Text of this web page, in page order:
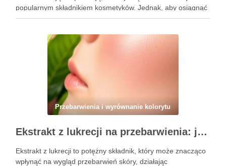
popularnym składnikiem kosmetyków. Jednak, aby osiągnąć
zamierzone efekty, kluczowe jest nie tylko jego odpowiednie
Przebarwienia i wyrównanie kolorytu
Ekstrakt z lukrecji na przebarwienia: jak działa i kiedy warto go stosować w pielęgnacji skóry
Ekstrakt z lukrecji to potężny składnik, który może znacząco
wpłynąć na wygląd przebarwień skóry, działając